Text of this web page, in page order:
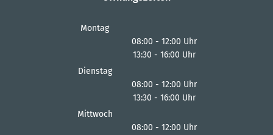
Montag
08:00 - 12:00 Uhr
Von 08:00 bis 12:00 Uhr
13:30 - 16:00 Uhr
Dienstag
08:00 - 12:00 Uhr
Von 08:00 bis 12:00 Uhr
13:30 - 16:00 Uhr
Mittwoch
08:00 - 12:00 Uhr